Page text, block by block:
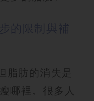
脂肪的消失是
哪裡。很多人